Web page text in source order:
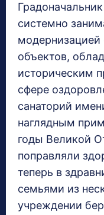
системно
модернизацией
объектов,
историческим
сфере
санаторий
наглядным
годы Великой
поправляли
теперь в
семьями из
учреждении